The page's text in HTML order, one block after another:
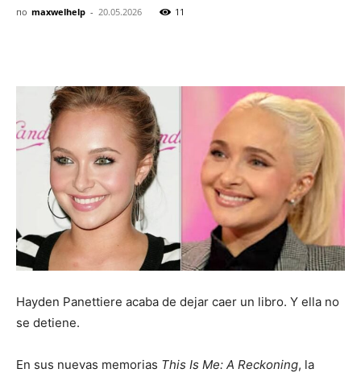
по maxwelhelp - 20.05.2026 11
Hayden Panettiere acaba de dejar caer un libro. Y ella no
se detiene.
En sus nuevas memorias This Is Me: A Reckoning, la